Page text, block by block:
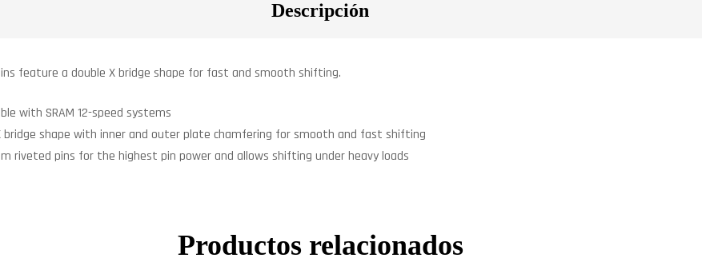
Descripción
feature a double X bridge shape for fast and smooth shifting.
with SRAM 12-speed systems
bridge shape with inner and outer plate chamfering for smooth and fast shifting
riveted pins for the highest pin power and allows shifting under heavy loads
Productos relacionados